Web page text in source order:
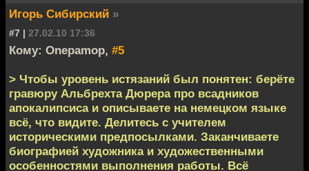
Игорь Сибирский »
#7 | 27.02.10 17:36
Кому: Onepamop, #5
> Чтобы уровень истязаний был понятен: берёте
гравюру Альбрехта Дюрера про всадников
апокалипсиса и описываете на немецком языке
всё, что видите. Делитесь с учителем
историческими предпосылками. Заканчиваете
биографией художника и художественными
особенностями выполнения работы. Всё